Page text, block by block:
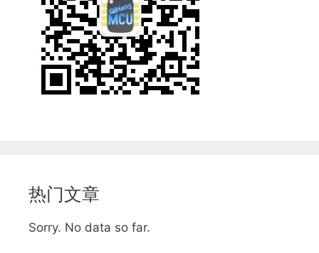
热门文章
Sorry. No data so far.